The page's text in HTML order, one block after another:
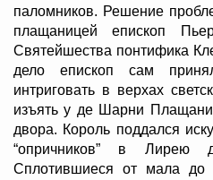
паломников. Решение
плащаницей епископ
Святейшества понтифика
дело епископ сам
интриговать в верхах
изъять у де Шарни
двора. Король поддался
“опричников” в Лирею
Сплотившиеся от мала до